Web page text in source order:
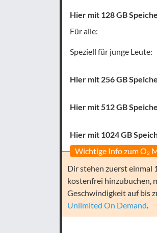
Hier mit 128 GB
Für alle:
Speziell für junge Leute:
Hier mit 256 GB
Hier mit 512 GB
Hier mit 1024 GB
Wichtige Info zum O₂
Dir stehen zuerst einmal
kostenfrei hinzubuchen,
Geschwindigkeit auf bis
Unlimited On Demand.